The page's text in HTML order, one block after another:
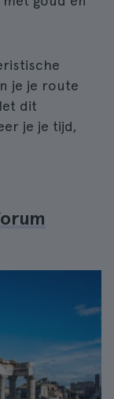
je je route
dit
je je tijd,